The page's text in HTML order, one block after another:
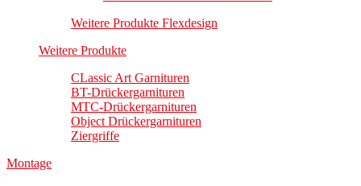
Weitere Produkte Flexdesign
Weitere Produkte
CLassic Art Garnituren
BT-Drückergarnituren
MTC-Drückergarnituren
Object Drückergarnituren
Ziergriffe
Montage